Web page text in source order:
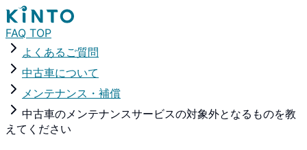
FAQ TOP
よくあるご質問
中古車について
メンテナンス・補償
中古車のメンテナンスサービスの対象外となるものを教
えてください